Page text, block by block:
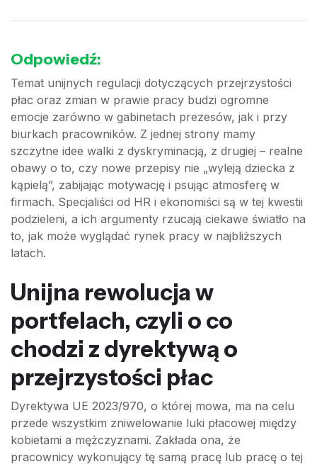
Odpowiedź:
Temat unijnych regulacji dotyczących przejrzystości
płac oraz zmian w prawie pracy budzi ogromne
emocje zarówno w gabinetach prezesów, jak i przy
biurkach pracowników. Z jednej strony mamy
szczytne idee walki z dyskryminacją, z drugiej – realne
obawy o to, czy nowe przepisy nie „wyleją dziecka z
kąpielą”, zabijając motywację i psując atmosferę w
firmach. Specjaliści od HR i ekonomiści są w tej kwestii
podzieleni, a ich argumenty rzucają ciekawe światło na
to, jak może wyglądać rynek pracy w najbliższych
latach.
Unijna rewolucja w
portfelach, czyli o co
chodzi z dyrektywą o
przejrzystości płac
Dyrektywa UE 2023/970, o której mowa, ma na celu
przede wszystkim zniwelowanie luki płacowej między
kobietami a mężczyznami. Zakłada ona, że
pracownicy wykonujący tę samą pracę lub pracę o tej